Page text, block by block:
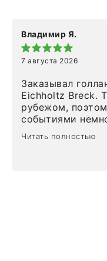
Владимир Я.
7 августа 2026
Заказывал
Eichholtz Breck.
рубежом,
событиями
Но homeadore
определенное в
то качество
Читать полностью